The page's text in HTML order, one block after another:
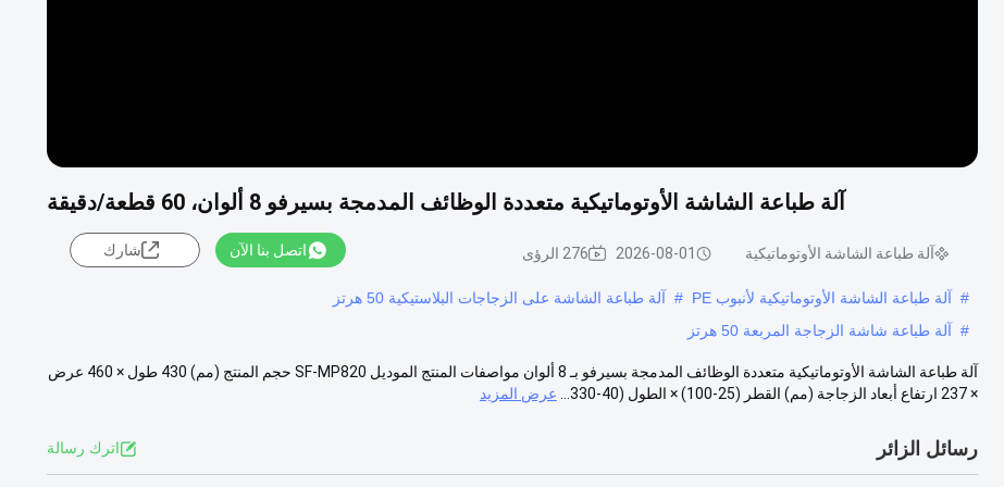
آلة طباعة الشاشة الأوتوماتيكية متعددة الوظائف المدمجة بسيرفو 8 ألوان، 60 قطعة/دقيقة
آلة طباعة الشاشة الأوتوماتيكية 2026-08-01 276 الرؤى اتصل بنا الآن شارك
# آلة طباعة الشاشة الأوتوماتيكية لأنبوب PE # آلة طباعة الشاشة على الزجاجات البلاستيكية 50 هرتز
# آلة طباعة شاشة الزجاجة المربعة 50 هرتز
آلة طباعة الشاشة الأوتوماتيكية متعددة الوظائف المدمجة بسيرفو بـ 8 ألوان مواصفات المنتج الموديل SF-MP820 حجم المنتج (مم) 430 طول × 460 عرض
× 237 ارتفاع أبعاد الزجاجة (مم) القطر (25-100) × الطول (40-330...
عرض المزيد
رسائل الزائر اترك رسالة